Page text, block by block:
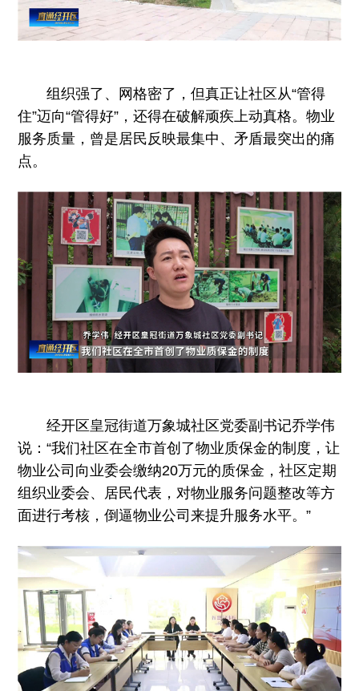
组织强了、网格密了，但真正让社区从“管得
住”迈向“管得好”，还得在破解顽疾上动真格。物业
服务质量，曾是居民反映最集中、矛盾最突出的痛
点。
经开区皇冠街道万象城社区党委副书记乔学伟
说：“我们社区在全市首创了物业质保金的制度，让
物业公司向业委会缴纳20万元的质保金，社区定期
组织业委会、居民代表，对物业服务问题整改等方
面进行考核，倒逼物业公司来提升服务水平。”